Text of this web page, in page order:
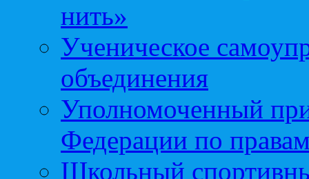
нить»
Ученическое
объединения
Уполномоченный
Федерации по
Школьный